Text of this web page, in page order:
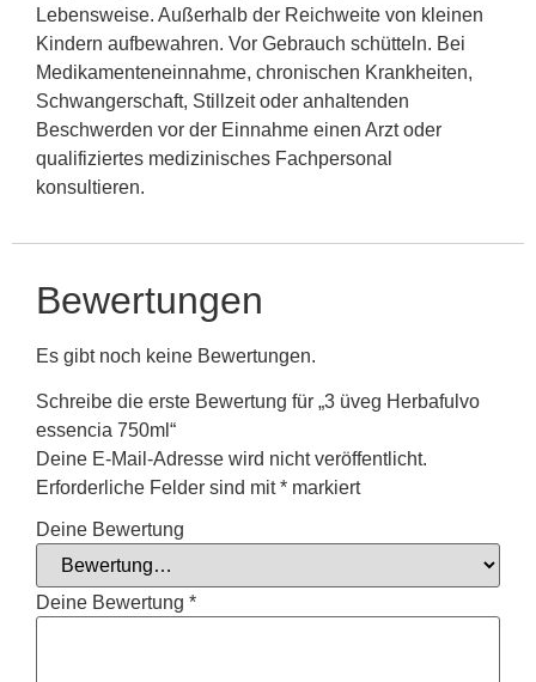
Lebensweise. Außerhalb der Reichweite von kleinen
Kindern aufbewahren. Vor Gebrauch schütteln. Bei
Medikamenteneinnahme, chronischen Krankheiten,
Schwangerschaft, Stillzeit oder anhaltenden
Beschwerden vor der Einnahme einen Arzt oder
qualifiziertes medizinisches Fachpersonal
konsultieren.
Bewertungen
Es gibt noch keine Bewertungen.
Schreibe die erste Bewertung für „3 üveg Herbafulvo
essencia 750ml“
Deine E-Mail-Adresse wird nicht veröffentlicht.
Erforderliche Felder sind mit* markiert
Deine Bewertung
Deine Bewertung *